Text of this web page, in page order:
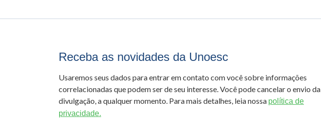
Receba as novidades da Unoesc
Usaremos seus dados para entrar em contato com você sobre informações
correlacionadas que podem ser de seu interesse. Você pode cancelar o envio da
divulgação, a qualquer momento. Para mais detalhes, leia nossa política de
privacidade.